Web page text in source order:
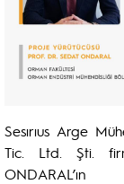
Sesırıus Arge
Tic. Ltd. Şti.